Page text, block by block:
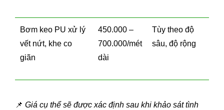
Bơm keo PU xử lý
vết nứt, khe co
giãn
450.000 –
700.000/mét
dài
Tùy theo độ
sâu, độ rộng
📌 Giá cụ thể sẽ được xác định sau khi khảo sát tình